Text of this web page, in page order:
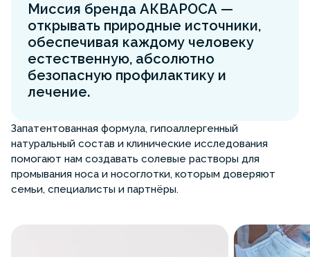
Миссия бренда АКВАРОСА —
открывать природные источники,
обеспечивая каждому человеку
естественную, абсолютно
безопасную профилактику и
лечение.
Запатентованная формула, гипоаллергенный
натуральный состав и клинические исследования
помогают нам создавать солевые растворы для
промывания носа и носоглотки, которым доверяют
семьи, специалисты и партнёры.